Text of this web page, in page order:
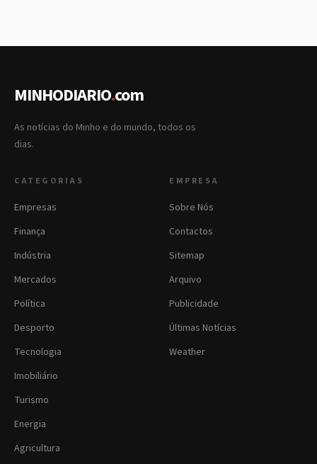
MINHODIARIO.com
As notícias do Minho e do mundo, todos os
dias.
CATEGORIAS
Empresas
Finança
Indústria
Mercados
Política
Desporto
Tecnologia
Imobiliário
Turismo
Energia
Agricultura
EMPRESA
Sobre Nós
Contactos
Sitemap
Arquivo
Publicidade
Últimas Notícias
Weather